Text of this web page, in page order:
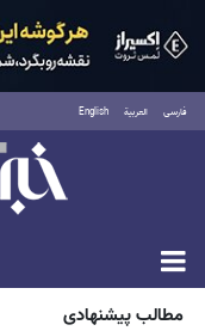
فارسی العربية English
پنجشنبه ۱۵ مرداد ۱۴۰۵
مطالب پیشنهادی